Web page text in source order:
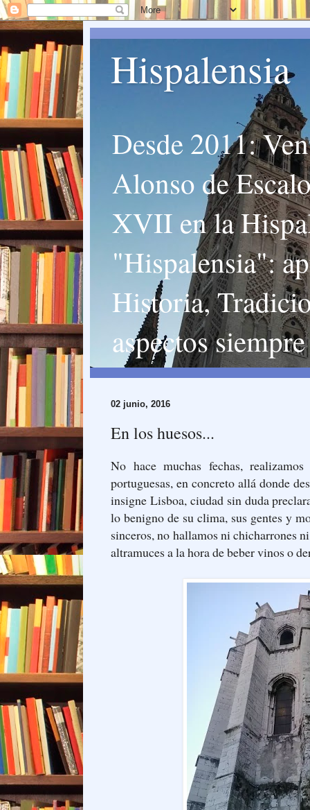
Hispalensia
Desde 2011:
Alonso de
XVII en la
"Hispalensia":
Historia,
aspectos
02 junio, 2016
En los huesos...
No hace muchas fechas,
portuguesas, en concreto allá donde
insigne Lisboa, ciudad sin duda
lo benigno de su clima, sus gentes y
sinceros, no hallamos ni chicharrones
altramuces a la hora de beber vinos o